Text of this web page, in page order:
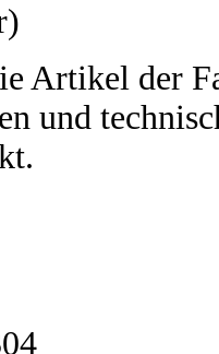
Artikel der
und